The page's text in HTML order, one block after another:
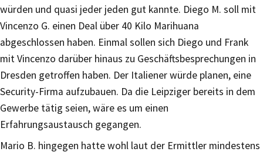
würden und quasi jeder jeden gut kannte. Diego M. soll mit
Vincenzo G. einen Deal über 40 Kilo Marihuana
abgeschlossen haben. Einmal sollen sich Diego und Frank
mit Vincenzo darüber hinaus zu Geschäftsbesprechungen in
Dresden getroffen haben. Der Italiener würde planen, eine
Security-Firma aufzubauen. Da die Leipziger bereits in dem
Gewerbe tätig seien, wäre es um einen
Erfahrungsaustausch gegangen.
Mario B. hingegen hatte wohl laut der Ermittler mindestens